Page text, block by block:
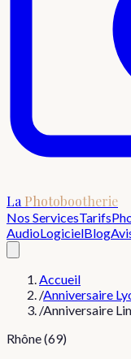
La Photobootherie
Nos ServicesTarifs
AudioLogicielBlog
Accueil
/Anniversaire
/Anniversaire
Rhône (69)